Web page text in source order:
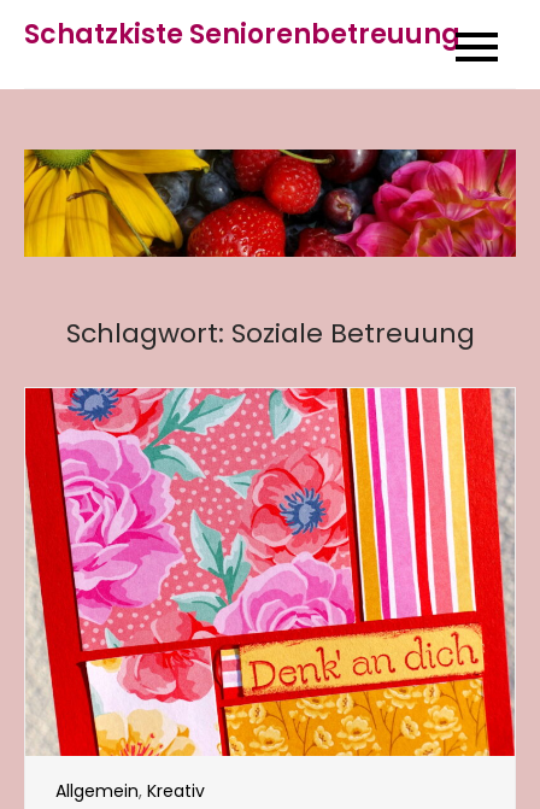
content
Schatzkiste Seniorenbetreuung
Schlagwort: Soziale Betreuung
Allgemein, Kreativ